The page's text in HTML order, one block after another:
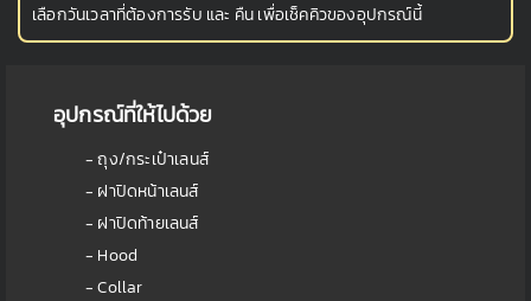
เลือกวันเวลาที่ต้องการรับ และ คืน เพื่อเช็คคิวของอุปกรณ์นี้
อุปกรณ์ที่ให้ไปด้วย
- ถุง/กระเป๋าเลนส์
- ฝาปิดหน้าเลนส์
- ฝาปิดท้ายเลนส์
- Hood
- Collar